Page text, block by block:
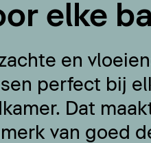
elke
en
perfect bij
Dat
van goed